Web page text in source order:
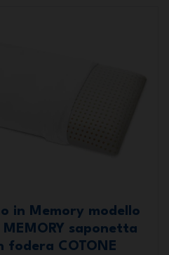
in Memory modello
MEMORY saponetta
fodera COTONE